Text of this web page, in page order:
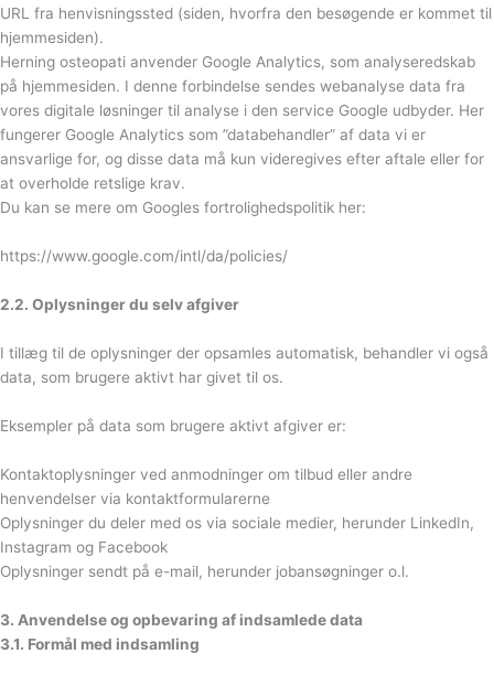
URL fra henvisningssted (siden, hvorfra den besøgende er kommet til
hjemmesiden).
Herning osteopati anvender Google Analytics, som analyseredskab
på hjemmesiden. I denne forbindelse sendes webanalyse data fra
vores digitale løsninger til analyse i den service Google udbyder. Her
fungerer Google Analytics som ”databehandler” af data vi er
ansvarlige for, og disse data må kun videregives efter aftale eller for
at overholde retslige krav.
Du kan se mere om Googles fortrolighedspolitik her:
https://www.google.com/intl/da/policies/
2.2. Oplysninger du selv afgiver
I tillæg til de oplysninger der opsamles automatisk, behandler vi også
data, som brugere aktivt har givet til os.
Eksempler på data som brugere aktivt afgiver er:
Kontaktoplysninger ved anmodninger om tilbud eller andre
henvendelser via kontaktformularerne
Oplysninger du deler med os via sociale medier, herunder LinkedIn,
Instagram og Facebook
Oplysninger sendt på e-mail, herunder jobansøgninger o.l.
3. Anvendelse og opbevaring af indsamlede data
3.1. Formål med indsamling